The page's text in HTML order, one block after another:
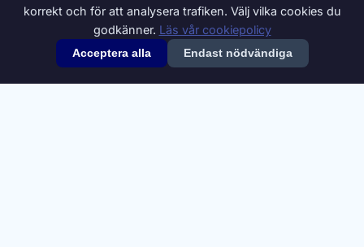
© 2026 Synonymer.it.com – Svenskt synonymlexikon
korrekt och för att analysera trafiken. Välj vilka cookies du
godkänner. Läs vår cookiepolicy
Acceptera alla Endast nödvändiga